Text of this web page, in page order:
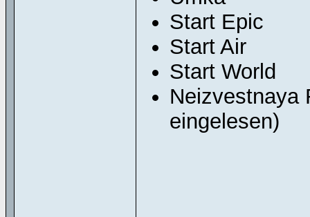
Start Epic
Start Air
Start World
Neizvestnaya
eingelesen)